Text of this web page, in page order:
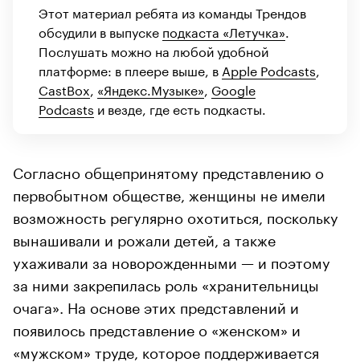
Этот материал ребята из команды Трендов
обсудили в выпуске подкаста «Летучка»
Послушать можно на любой удобной
платформе: в плеере выше, в Apple Podcasts
CastBox «Яндекс.Музыке» Google
Podcasts и везде, где есть подкасты.
Согласно общепринятому представлению о
первобытном обществе, женщины не имели
возможность регулярно охотиться, поскольку
вынашивали и рожали детей, а также
ухаживали за новорожденными — и поэтому
за ними закрепилась роль «хранительницы
очага». На основе этих представлений и
появилось представление о «женском» и
«мужском» труде, которое поддерживается